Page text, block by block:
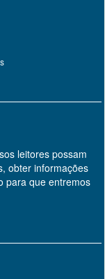
leitores possam
obter informações
para que entremos